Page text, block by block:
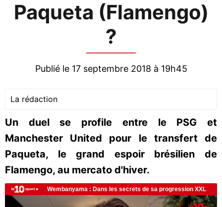
Paqueta (Flamengo)
?
Publié le 17 septembre 2018 à 19h45
La rédaction
Un duel se profile entre le PSG et
Manchester United pour le transfert de
Paqueta, le grand espoir brésilien de
Flamengo, au mercato d'hiver.